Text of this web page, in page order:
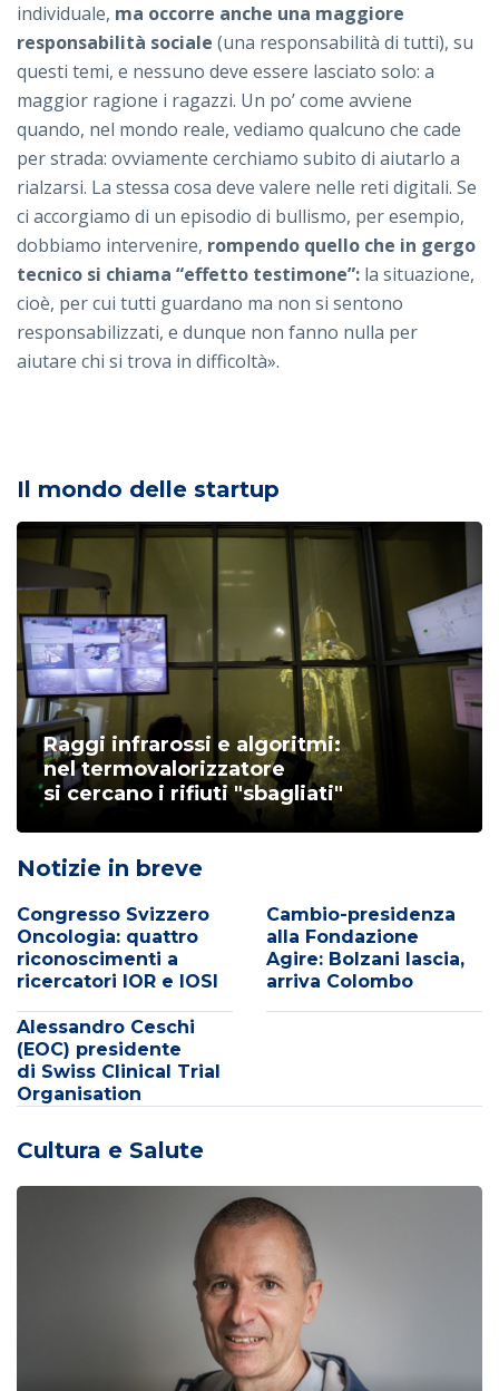
individuale, ma occorre anche una maggiore
responsabilità sociale (una responsabilità di tutti), su
questi temi, e nessuno deve essere lasciato solo: a
maggior ragione i ragazzi. Un po’ come avviene
quando, nel mondo reale, vediamo qualcuno che cade
per strada: ovviamente cerchiamo subito di aiutarlo a
rialzarsi. La stessa cosa deve valere nelle reti digitali. Se
ci accorgiamo di un episodio di bullismo, per esempio,
dobbiamo intervenire, rompendo quello che in gergo
tecnico si chiama “effetto testimone”: la situazione,
cioè, per cui tutti guardano ma non si sentono
responsabilizzati, e dunque non fanno nulla per
aiutare chi si trova in difficoltà».
Il mondo delle startup
Raggi infrarossi e algoritmi:
nel termovalorizzatore
si cercano i rifiuti "sbagliati"
Notizie in breve
Congresso Svizzero
Oncologia: quattro
riconoscimenti a
ricercatori IOR e IOSI
Cambio-presidenza
alla Fondazione
Agire: Bolzani lascia,
arriva Colombo
Alessandro Ceschi
(EOC) presidente
di Swiss Clinical Trial
Organisation
Cultura e Salute